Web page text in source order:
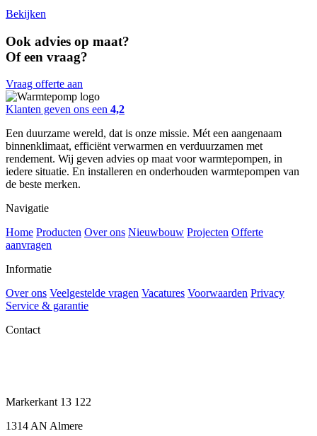
Bekijken
Ook advies op maat?
Of een vraag?
Vraag offerte aan
Klanten geven ons een 4,2
Een duurzame wereld, dat is onze missie. Mét een aangenaam
binnenklimaat, efficiënt verwarmen en verduurzamen met
rendement. Wij geven advies op maat voor warmtepompen, in
iedere situatie. En installeren en onderhouden warmtepompen van
de beste merken.
Navigatie
Home Producten Over ons Nieuwbouw Projecten Offerte
aanvragen
Informatie
Over ons Veelgestelde vragen Vacatures Voorwaarden Privacy
Service & garantie
Contact
Markerkant 13 122
1314 AN Almere